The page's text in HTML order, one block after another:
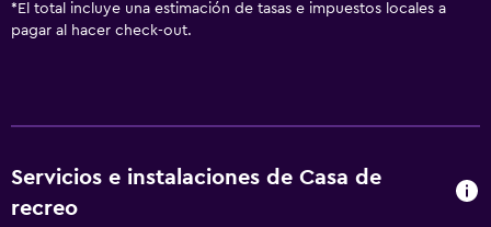
* El total incluye una estimación de tasas e impuestos locales a
pagar al hacer check-out.
Servicios e instalaciones de Casa de
recreo